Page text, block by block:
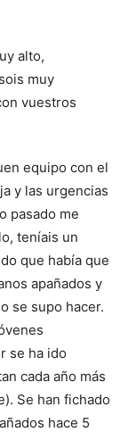
alto,
muy
vuestros
equipo con el
y las urgencias
pasado me
teníais un
que había que
apañados y
se supo hacer.
se ha ido
cada año más
Se han fichado
hace 5